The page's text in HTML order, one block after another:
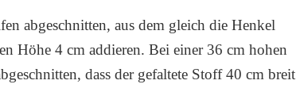
abgeschnitten, aus dem gleich die Henkel
Höhe 4 cm addieren. Bei einer 36 cm hohen
dass der gefaltete Stoff 40 cm breit